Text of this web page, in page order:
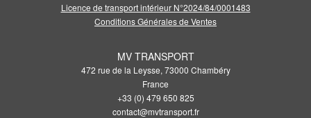
Licence de transport intérieur N°2024/84/0001483
Conditions Générales de Ventes
MV TRANSPORT
472 rue de la Leysse, 73000 Chambéry
France
+33 (0) 479 650 825
contact@mvtransport.fr